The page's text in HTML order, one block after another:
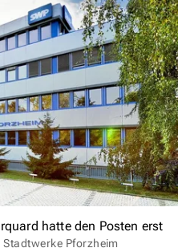
hatte den Posten erst
Pforzheim